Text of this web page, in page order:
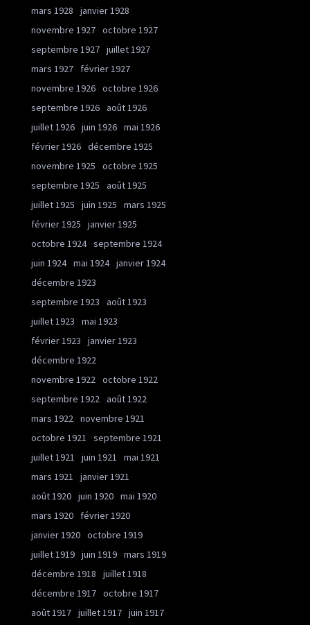
mars 1928
janvier 1928
novembre 1927 octobre 1927
septembre 1927 juillet 1927
mars 1927
février 1927
novembre 1926 octobre 1926
septembre 1926 août 1926
juillet 1926 juin 1926 mai 1926
février 1926 décembre 1925
novembre 1925
octobre 1925
septembre 1925
août 1925
juillet 1925
juin 1925
mars 1925
février 1925
janvier 1925
octobre 1924 septembre 1924
juin 1924 mai 1924 janvier 1924
décembre 1923
septembre 1923
août 1923
juillet 1923
mai 1923
février 1923
janvier 1923
décembre 1922
novembre 1922 octobre 1922
septembre 1922 août 1922
mars 1922 novembre 1921
octobre 1921
septembre 1921
juillet 1921
juin 1921
mai 1921
mars 1921
janvier 1921
août 1920 juin 1920 mai 1920
mars 1920
février 1920
janvier 1920 octobre 1919
juillet 1919 juin 1919 mars 1919
décembre 1918
juillet 1918
décembre 1917 octobre 1917
août 1917 juillet 1917 juin 1917